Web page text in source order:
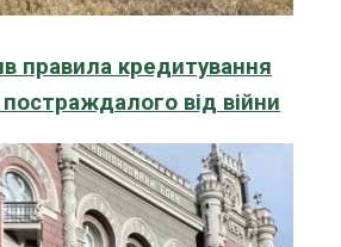
правила кредитування
від війни